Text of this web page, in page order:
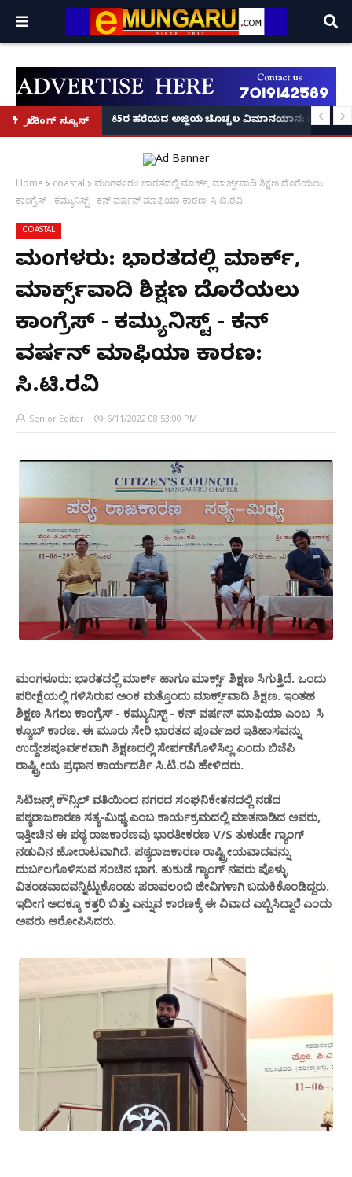
ಬ್ರೇಕಿಂಗ್ ನ್ಯೂಸ್
ಆರೋಪಿಗಳ ಸೆರೆ!
ರಕ್ಷಿಸಿದ ರಕ್ಷಕ: ಸುರತ್ಕಲ್ ರೈಲು ನಿಲ್ದಾಣದಲ್ಲಿ ಪಾಯಿಂಟ್ಸ್‌ಮ್ಯಾನ್ ರಿಯಲ್
85ರ ಹರೆಯದ ಅಜ್ಜಿಯ ಚೊಚ್ಚಲ ವಿಮಾನಯಾನ:
Home coastal
ಮಂಗಳೂರು: ಭಾರತದಲ್ಲಿ ಮಾರ್ಕ್, ಮಾರ್ಕ್ಸ್‌ವಾದಿ ಶಿಕ್ಷಣ ದೊರೆಯಲು
ಕಾಂಗ್ರೆಸ್ - ಕಮ್ಯುನಿಸ್ಟ್ - ಕನ್ ವರ್ಷನ್ ಮಾಫಿಯಾ ಕಾರಣ: ಸಿ.ಟಿ.ರವಿ
COASTAL
ಮಂಗಳೂರು: ಭಾರತದಲ್ಲಿ ಮಾರ್ಕ್,
ಮಾರ್ಕ್ಸ್‌ವಾದಿ ಶಿಕ್ಷಣ ದೊರೆಯಲು
ಕಾಂಗ್ರೆಸ್ - ಕಮ್ಯುನಿಸ್ಟ್ - ಕನ್
ವರ್ಷನ್ ಮಾಫಿಯಾ ಕಾರಣ:
ಸಿ.ಟಿ.ರವಿ
Senior Editor 6/11/2022 08:53:00 PM
ಮಂಗಳೂರು: ಭಾರತದಲ್ಲಿ ಮಾರ್ಕ್ ಹಾಗೂ ಮಾರ್ಕ್ಸ್ ಶಿಕ್ಷಣ ಸಿಗುತ್ತಿದೆ. ಒಂದು
ಪರೀಕ್ಷೆಯಲ್ಲಿ ಗಳಿಸಿರುವ ಅಂಕ ಮತ್ತೊಂದು ಮಾರ್ಕ್ಸ್‌ವಾದಿ ಶಿಕ್ಷಣ. ಇಂತಹ
ಶಿಕ್ಷಣ ಸಿಗಲು ಕಾಂಗ್ರೆಸ್ - ಕಮ್ಯುನಿಸ್ಟ್ - ಕನ್ ವರ್ಷನ್ ಮಾಫಿಯಾ ಎಂಬ ಸಿ
ಕ್ಯೂಬ್ ಕಾರಣ. ಈ ಮೂರು ಸೇರಿ ಭಾರತದ ಪೂರ್ವಜರ ಇತಿಹಾಸವನ್ನು
ಉದ್ದೇಶಪೂರ್ವಕವಾಗಿ ಶಿಕ್ಷಣದಲ್ಲಿ ಸೇರ್ಪಡೆಗೊಳಿಸಿಲ್ಲ ಎಂದು ಬಿಜೆಪಿ
ರಾಷ್ಟ್ರೀಯ ಪ್ರಧಾನ ಕಾರ್ಯದರ್ಶಿ ಸಿ.ಟಿ.ರವಿ ಹೇಳಿದರು.
ಸಿಟಿಜನ್ಸ್ ಕೌನ್ಸಿಲ್ ವತಿಯಿಂದ ನಗರದ ಸಂಘನಿಕೇತನದಲ್ಲಿ ನಡೆದ
ಪಠ್ಯರಾಜಕಾರಣ ಸತ್ಯ-ಮಿಥ್ಯ ಎಂಬ ಕಾರ್ಯಕ್ರಮದಲ್ಲಿ ಮಾತನಾಡಿದ ಅವರು,
ಇತ್ತೀಚಿನ ಈ ಪಠ್ಯ ರಾಜಕಾರಣವು ಭಾರತೀಕರಣ V/S ತುಕುಡೇ ಗ್ಯಾಂಗ್
ನಡುವಿನ ಹೋರಾಟವಾಗಿದೆ. ಪಠ್ಯರಾಜಕಾರಣ ರಾಷ್ಟ್ರೀಯವಾದವನ್ನು
ದುರ್ಬಲಗೊಳಿಸುವ ಸಂಚಿನ ಭಾಗ. ತುಕುಡೆ ಗ್ಯಾಂಗ್ ನವರು ಪೊಳ್ಳು
ವಿತಂಡವಾದವನ್ನಿಟ್ಟುಕೊಂಡು ಪರಾವಲಂಬಿ ಜೀವಿಗಳಾಗಿ ಬದುಕಿಕೊಂಡಿದ್ದರು‌.
ಇದೀಗ ಅದಕ್ಕೂ ಕತ್ತರಿ ಬಿತ್ತು ಎನ್ನುವ ಕಾರಣಕ್ಕೆ ಈ ವಿವಾದ ಎಬ್ಬಿಸಿದ್ದಾರೆ ಎಂದು
ಅವರು ಆರೋಪಿಸಿದರು.